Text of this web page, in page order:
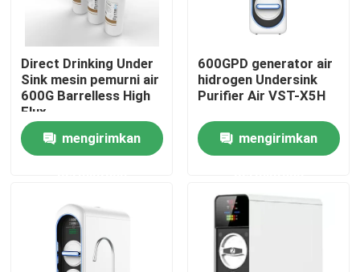
Kontrol kualitas
Hubungi kami
Berita
Permintaan Penawaran
Mesin Penghirup Hidrogen
Direct Drinking Under
Sink mesin pemurni air
600G Barrelless High
Flux
mengirimkan
600GPD generator air
hidrogen Undersink
Purifier Air VST-X5H
mengirimkan